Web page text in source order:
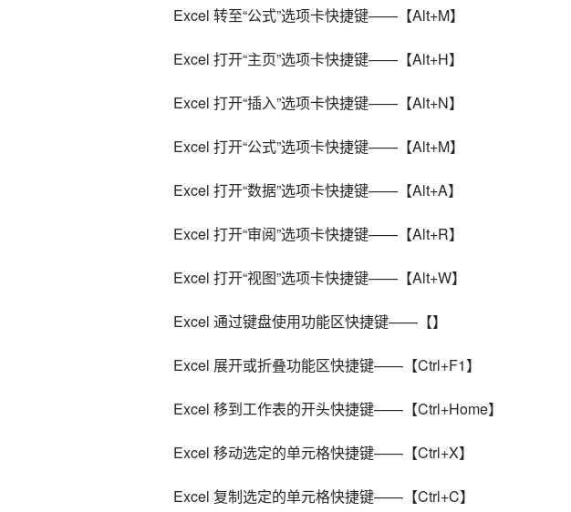
    Excel 转至“公式”选项卡快捷键——【Alt+M】
    Excel 打开“主页”选项卡快捷键——【Alt+H】
    Excel 打开“插入”选项卡快捷键——【Alt+N】
    Excel 打开“公式”选项卡快捷键——【Alt+M】
    Excel 打开“数据”选项卡快捷键——【Alt+A】
    Excel 打开“审阅”选项卡快捷键——【Alt+R】
    Excel 打开“视图”选项卡快捷键——【Alt+W】
    Excel 通过键盘使用功能区快捷键——【】
    Excel 展开或折叠功能区快捷键——【Ctrl+F1】
    Excel 移到工作表的开头快捷键——【Ctrl+Home】
    Excel 移动选定的单元格快捷键——【Ctrl+X】
    Excel 复制选定的单元格快捷键——【Ctrl+C】